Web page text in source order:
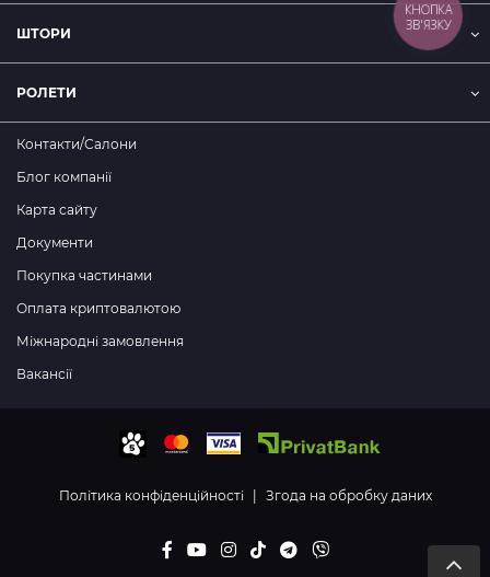
ШТОРИ
РОЛЕТИ
Контакти/Салони
Блог компанії
Карта сайту
Документи
Покупка частинами
Оплата криптовалютою
Міжнародні замовлення
Вакансії
Політика конфіденційності Згода на обробку даних
КНОПКА
ЗВ'ЯЗКУ